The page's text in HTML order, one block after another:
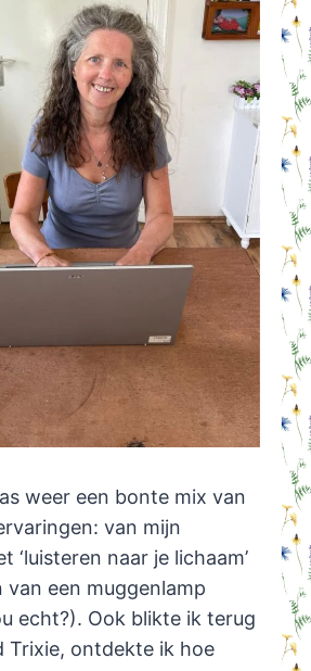
weer een bonte mix van
van mijn
‘luisteren naar je lichaam’
een muggenlamp
echt?). Ook blikte ik terug
Trixie, ontdekte ik hoe